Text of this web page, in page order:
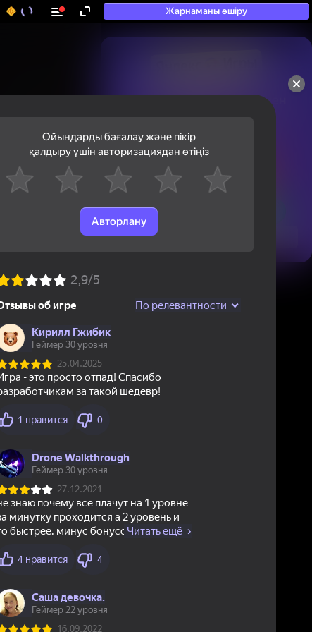
Жарнаманы өшіру
50+ топ ойындар, олармен
Ойындарды бағалау және пікір
қалдыру үшін авторизациядан өтіңіз
Авторлану